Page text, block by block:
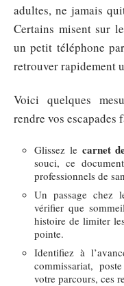
adultes, ne jamais
Certains misent sur
un petit téléphone
retrouver rapidement
Voici quelques
rendre vos escapades
Glissez le carnet
souci, ce
professionnels de
Un passage chez
vérifier que
histoire de limiter
pointe.
Identifiez à
commissariat,
votre parcours, ces